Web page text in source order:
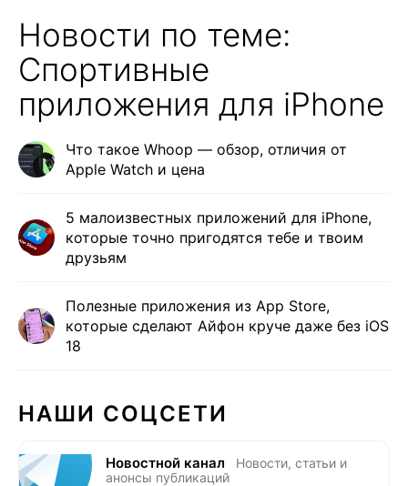
Новости по теме:
Спортивные
приложения для iPhone
Что такое Whoop — обзор, отличия от
Apple Watch и цена
5 малоизвестных приложений для iPhone,
которые точно пригодятся тебе и твоим
друзьям
Полезные приложения из App Store,
которые сделают Айфон круче даже без iOS
18
НАШИ СОЦСЕТИ
Новостной канал
Новости, статьи и
анонсы публикаций